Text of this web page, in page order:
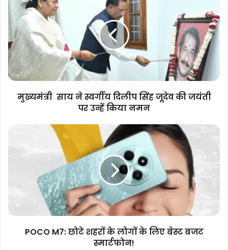
ने
स्वर्गीय
दिलीप
सिंह
जूदेव
की
जयंती
मुख्यमंत्री साय ने स्वर्गीय दिलीप सिंह जूदेव की जयंती
पर उन्हें किया नमन
बेस्ट
स्मार्टफोन!POCO M7: छोटे शहरों के लोगों के लिए बेस्ट बजट
स्मार्टफोन!